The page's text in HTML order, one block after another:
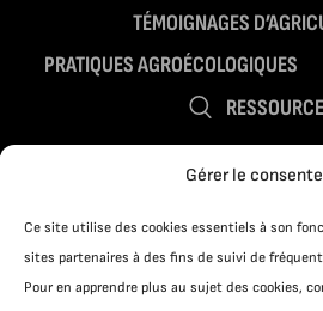
Gérer le
Ce site utilise des cookies essentiels à son
sites partenaires à des fins de suivi de
Pour en apprendre plus au sujet des cookies,
TÉMOIGNAGES
PRATIQUES AGROÉCOLOGIQUES